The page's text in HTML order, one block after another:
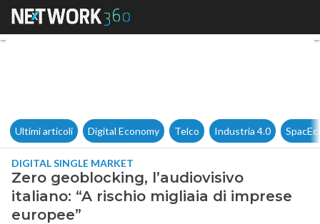
Zero geoblocking,
Ultimi articoli Digital Economy Telco Industria 4.0
DIGITAL SINGLE MARKET
Zero geoblocking, l’audiovisivo
italiano: “A rischio migliaia di imprese
europee”